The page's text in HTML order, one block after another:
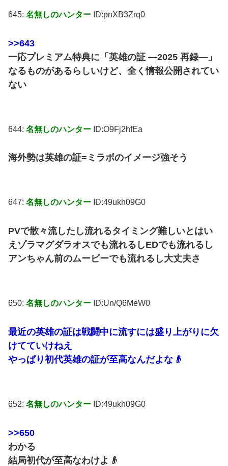
645: 名無しのハンター ID:pnXB3Zrq0
>>643
一応プレミアム特典に「英雄の証 ―2025 再録―」
なるものがあるらしいけど、全く情報公開されてい
ない
644: 名無しのハンター ID:O9Fj2hfEa
海外勢は英雄の証=ミラボのイメージ強そう
647: 名無しのハンター ID:49ukh09G0
PVで散々流したし流れるタイミング難しいとはい
えゾラマグダラオスでも流れるしEDでも流れるし
アンちゃん前のムービーでも流れるし大丈夫さ
650: 名無しのハンター ID:Un/Q6MeW0
最近の英雄の証は戦闘中に流すには盛り上がりに欠
けてていけねえ
やっぱり初代英雄の証が至高なんだよな👴
652: 名無しのハンター ID:49ukh09G0
>>650
わかる
結局初代が至高なわけよ👴